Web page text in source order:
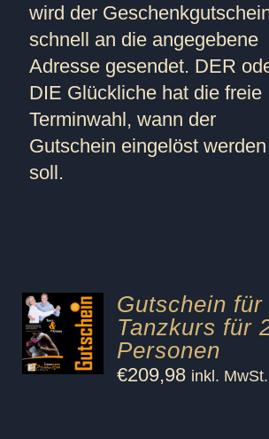
wird der
schnell an die angegebene
Adresse gesendet. DER
DIE Glückliche hat die freie
Terminwahl, wann der
Gutschein eingelöst werden
soll.
Gutschein für
Tanzkurs für
Personen
€209,98 inkl. MwSt.